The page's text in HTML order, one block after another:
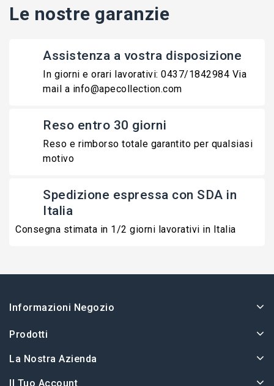
Le nostre garanzie
Assistenza a vostra disposizione
In giorni e orari lavorativi: 0437/1842984 Via
mail a info@apecollection.com
Reso entro 30 giorni
Reso e rimborso totale garantito per qualsiasi
motivo
Spedizione espressa con SDA in
Italia
Consegna stimata in 1/2 giorni lavorativi in Italia
Informazioni Negozio
Prodotti
La Nostra Azienda
Il Tuo Account